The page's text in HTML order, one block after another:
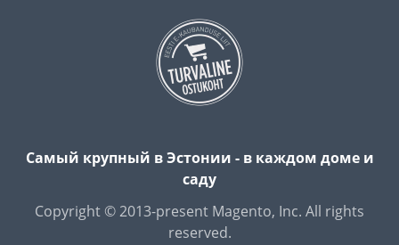
Самый крупный в Эстонии - в каждом доме и
саду
Copyright © 2013-present Magento, Inc. All rights
reserved.